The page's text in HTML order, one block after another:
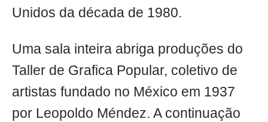
Unidos da década de 1980.
Uma sala inteira abriga produções do
Taller de Grafica Popular, coletivo de
artistas fundado no México em 1937
por Leopoldo Méndez. A continuação